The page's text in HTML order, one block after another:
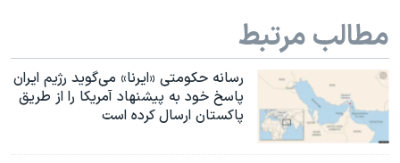
مطالب مرتبط
رسانه حکومتی «ایرنا» می‌گوید رژیم ایران
پاسخ خود به پیشنهاد آمریکا را از طریق
پاکستان ارسال کرده است